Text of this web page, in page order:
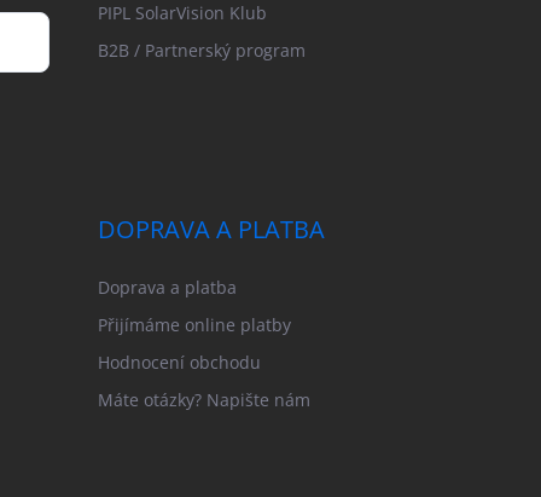
PIPL SolarVision Klub
B2B / Partnerský program
DOPRAVA A PLATBA
Doprava a platba
Přijímáme online platby
Hodnocení obchodu
Máte otázky? Napište nám